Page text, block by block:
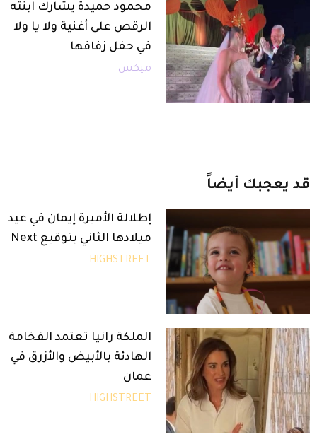
محمود حميدة يشارك ابنته
الرقص على أغنية ولا يا ولا
في حفل زفافها
ميكس
قد يعجبك أيضاً
إطلالة الأميرة إيمان في عيد
ميلادها الثاني بتوقيع Next
HIGHSTREET
الملكة رانيا تعتمد الفخامة
الهادئة بالأبيض والأزرق في
عمان
HIGHSTREET